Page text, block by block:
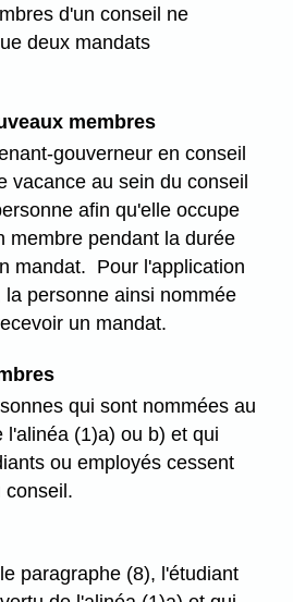
d'un conseil ne
deux mandats
membres
gouverneur en conseil
vacance au sein du conseil
afin qu'elle occupe
membre pendant la durée
mandat. Pour l'application
personne ainsi nommée
un mandat.
qui sont nommées au
l'alinéa (1)a) ou b) et qui
ou employés cessent
conseil.
paragraphe (8), l'étudiant